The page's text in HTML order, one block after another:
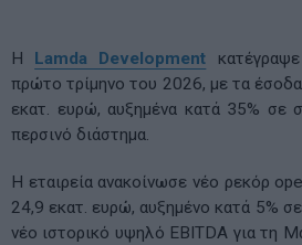
Η Lamda Development
πρώτο τρίμηνο του 2026, με τα
εκατ. ευρώ, αυξημένα κατά 35% σε
περσινό διάστημα.
Η εταιρεία ανακοίνωσε νέο ρεκόρ
24,9 εκατ. ευρώ, αυξημένο κατά 5%
νέο ιστορικό υψηλό EBITDA για τη